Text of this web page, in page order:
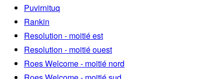
Puvirnituq
Rankin
Resolution - moitié est
Resolution - moitié ouest
Roes Welcome - moitié nord